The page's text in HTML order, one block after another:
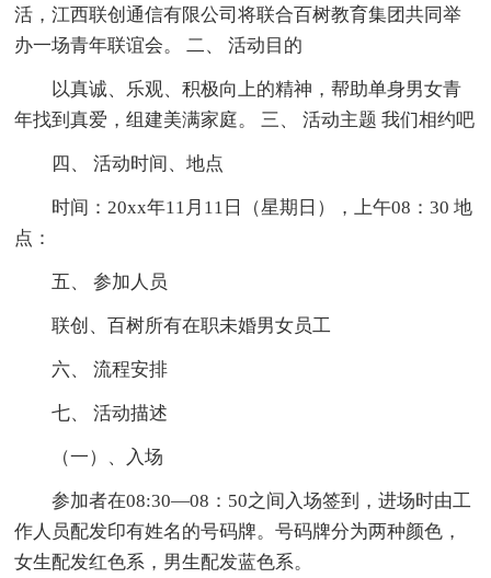
活，江西联创通信有限公司将联合百树教育集团共同举
办一场青年联谊会。 二、 活动目的
以真诚、乐观、积极向上的精神，帮助单身男女青
年找到真爱，组建美满家庭。 三、 活动主题 我们相约吧
四、 活动时间、地点
时间：20xx年11月11日（星期日），上午08：30 地
点：
五、 参加人员
联创、百树所有在职未婚男女员工
六、 流程安排
七、 活动描述
（一）、入场
参加者在08:30—08：50之间入场签到，进场时由工
作人员配发印有姓名的号码牌。号码牌分为两种颜色，
女生配发红色系，男生配发蓝色系。